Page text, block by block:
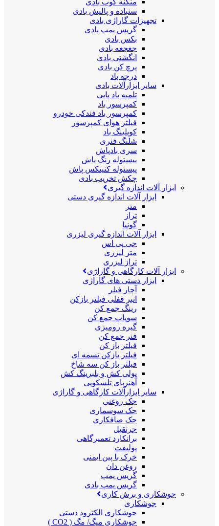
منگنه کوب بادی
سنباده و پالیش بادی
تجهیزات گاراژی بادی
گریس پمپ بادی
بکس بادی
جغجغه بادی
انگشتی بادی
پرچ کن بادی
درجه باد
سایر ابزارآلات بادی
تلمبه باد پایی
کمپرسور باد
کمپرسور باد فندکی خودرو
فیلتر هوای کمپرسور
کوپلینگ باد
شلنگ فنری
سری بادپاش
پیستوله رنگ پاش
پیستوله کنیتکس پاش
چکش تخریب بادی
ابزار آلات اندازه گیری
ابزار آلات اندازه گیری دستی
متر
تراز
گونیا
ابزار آلات اندازه گیری لیزری
جی پی اس
متر لیزری
تراز لیزری
ابزار آلات کارگاهی و گاراژی
ابزار دستی های گاراژی
آچار فیلر
انبر قفلی فیلتر بازکن
رینگ جمع کن
سوپاپ جمع کن
گیره رومیزی
فنر جمع کن
فیلتر باز کن
فیلتر بازکن تسمه ای
فیلتر باز کن سه شاخ
پولی کش و بلبرینگ کش
آهنربای تلسکوپی
سایر ابزارآلات کارگاهی و گاراژی
جک روغنی
جک سوسماری
جک صافکاری
جرثقیل
برانکارد تعمیرگاهی
پولیفت
خرک با پین ایمنی
روغن دان
گریس پمپ
گریس پمپ بادی
جوشکاری و برش کاری
جوشکاری
جوشکاری الکترود دستی
جوشکاری میگ/ مگ ( CO2 )